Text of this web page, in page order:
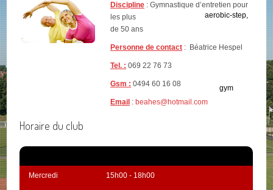
Discipline : Gymnastique d’entretien pour
les plus
de 50 ans
Personne de contact : Béatrice Hespel
Tel. : 069 22 76 73
Gsm : 0494 60 16 08
Email : beahes@hotmail.com
Horaire du club
Mercredi 15h00 - 18h00